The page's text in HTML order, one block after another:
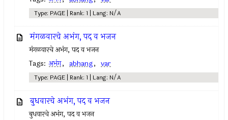
Type: PAGE | Rank: 1 | Lang: N/A
मंगळवारचे अभंग, पद व भजन
मंगळवारचे अभंग, पद व भजन
Tags: अभंग, abhang, var
Type: PAGE | Rank: 1 | Lang: N/A
बुधवारचे अभंग, पद व भजन
बुधवारचे अभंग, पद व भजन